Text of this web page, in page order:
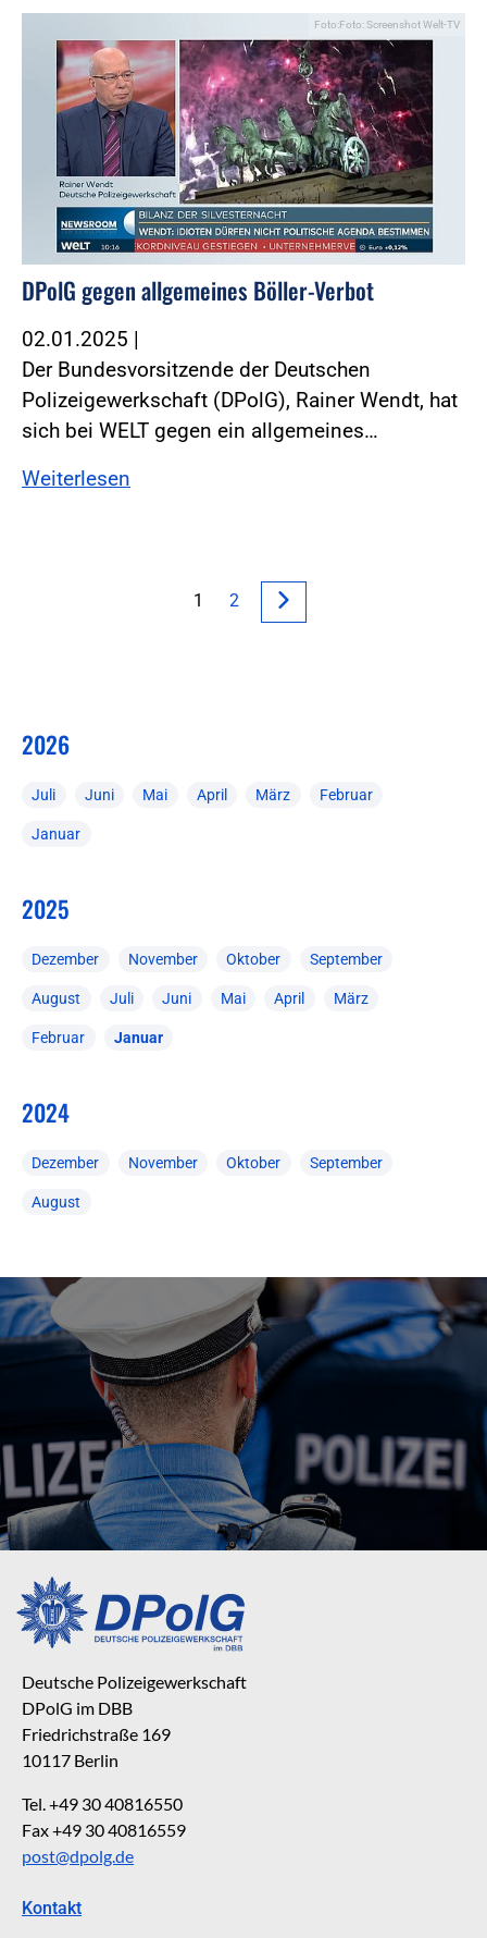
Foto:Foto: Screenshot Welt-TV
DPolG gegen allgemeines Böller-Verbot
02.01.2025 |
Der Bundesvorsitzende der Deutschen
Polizeigewerkschaft (DPolG), Rainer Wendt, hat
sich bei WELT gegen ein allgemeines…
Weiterlesen
1 2
2026
Juli Juni Mai April März Februar
Januar
2025
Dezember November Oktober September
August Juli Juni Mai April März
Februar Januar
2024
Dezember November Oktober September
August
Deutsche Polizeigewerkschaft
DPolG im DBB
Friedrichstraße 169
10117 Berlin
Tel. +49 30 40816550
Fax +49 30 40816559
post@dpolg.de
Kontakt